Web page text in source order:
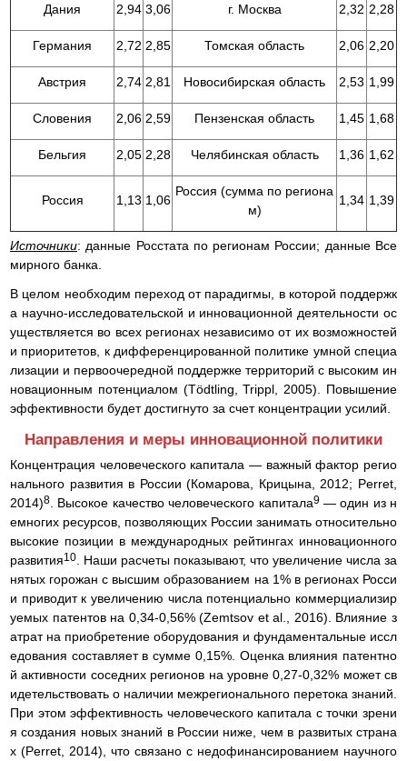
Дания 2,94 3,06 г. Москва 2,32 2,28
Германия 2,72 2,85 Томская область 2,06 2,20
Австрия 2,74 2,81 Новосибирская область 2,53 1,99
Словения 2,06 2,59 Пензенская область 1,45 1,68
Бельгия 2,05 2,28 Челябинская область 1,36 1,62
Россия 1,13 1,06
Россия (сумма по региона
м)
1,34 1,39
Источники: данные Росстата по регионам России; данные Все
мирного банка.
В целом необходим переход от парадигмы, в которой поддержк
а научно-исследовательской и инновационной деятельности ос
уществляется во всех регионах независимо от их возможностей
и приоритетов, к дифференцированной политике умной специа
лизации и первоочередной поддержке территорий с высоким ин
новационным потенциалом (Tödtling, Trippl, 2005). Повышение
эффективности будет достигнуто за счет концентрации усилий.
Направления и меры инновационной политики
Концентрация человеческого капитала — важный фактор регио
нального развития в России (Комарова, Крицына, 2012; Perret,
2014)8 . Высокое качество человеческого капитала9— один из н
емногих ресурсов, позволяющих России занимать относительно
высокие позиции в международных рейтингах инновационного
развития10
. Наши расчеты показывают, что увеличение числа за
нятых горожан с высшим образованием на 1% в регионах Росси
и приводит к увеличению числа потенциально коммерциализир
уемых патентов на 0,34-0,56% (Zemtsov et al., 2016). Влияние з
атрат на приобретение оборудования и фундаментальные иссл
едования составляет в сумме 0,15%. Оценка влияния патентно
й активности соседних регионов на уровне 0,27-0,32% может св
идетельствовать о наличии межрегионального перетока знаний.
При этом эффективность человеческого капитала с точки зрени
я создания новых знаний в России ниже, чем в развитых страна
х (Perret, 2014), что связано с недофинансированием научного